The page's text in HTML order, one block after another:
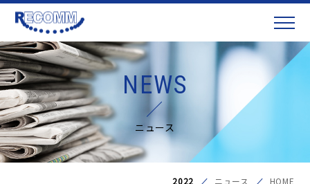
NEWS
ニュース
HOME
ニュース
2022